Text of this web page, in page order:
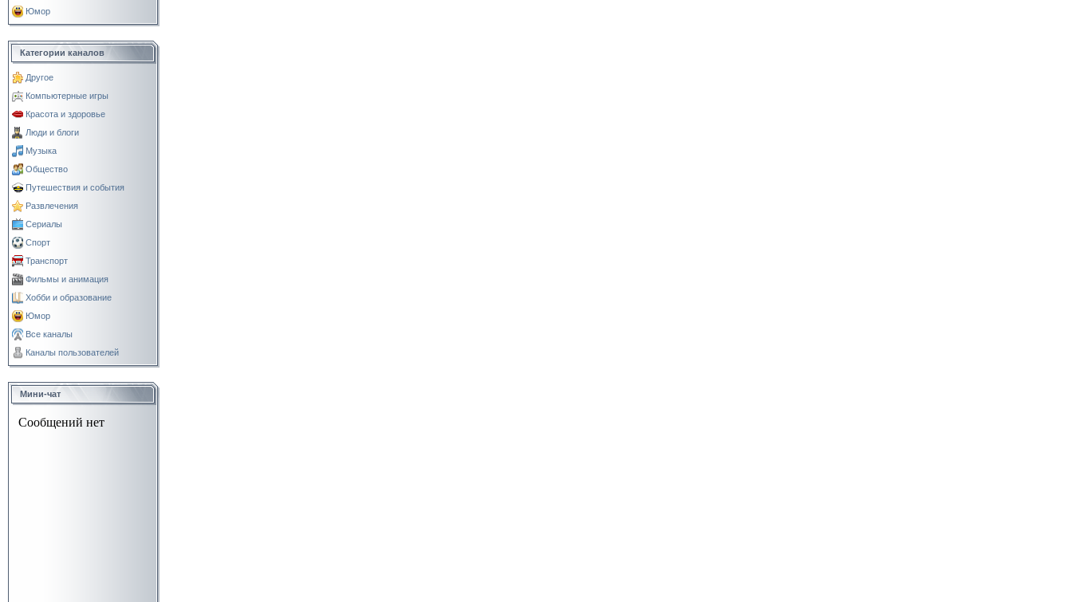
Юмор
Категории каналов
Другое
Компьютерные игры
Красота и здоровье
Люди и блоги
Музыка
Общество
Путешествия и события
Развлечения
Сериалы
Спорт
Транспорт
Фильмы и анимация
Хобби и образование
Юмор
Все каналы
Каналы пользователей
Мини-чат